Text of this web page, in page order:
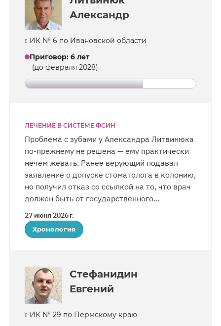
Александр
ИК № 6 по Ивановской области
Приговор: 6 лет
(до февраля 2028)
ЛЕЧЕНИЕ В СИСТЕМЕ ФСИН
Проблема с зубами у Александра Литвинюка
по-прежнему не решена — ему практически
нечем жевать. Ранее верующий подавал
заявление о допуске стоматолога в колонию,
но получил отказ со ссылкой на то, что врач
должен быть от государственного
учреждения. Верующий пользуется
в колонии уважением, заключенные часто
советуются с ним по разным жизненным
27 июня 2026 г.
Хронология
Стефанидин
Евгений
ИК № 29 по Пермскому краю